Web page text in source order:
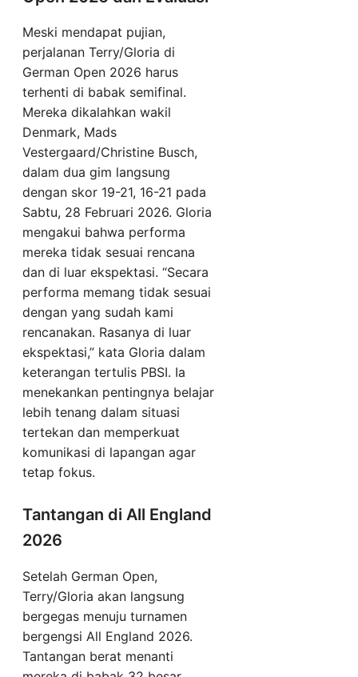
Meski mendapat pujian,
perjalanan Terry/Gloria di
German Open 2026 harus
terhenti di babak semifinal.
Mereka dikalahkan wakil
Denmark, Mads
Vestergaard/Christine Busch,
dalam dua gim langsung
dengan skor 19-21, 16-21 pada
Sabtu, 28 Februari 2026. Gloria
mengakui bahwa performa
mereka tidak sesuai rencana
dan di luar ekspektasi. “Secara
performa memang tidak sesuai
dengan yang sudah kami
rencanakan. Rasanya di luar
ekspektasi,” kata Gloria dalam
keterangan tertulis PBSI. Ia
menekankan pentingnya belajar
lebih tenang dalam situasi
tertekan dan memperkuat
komunikasi di lapangan agar
tetap fokus.
Tantangan di All England
2026
Setelah German Open,
Terry/Gloria akan langsung
bergegas menuju turnamen
bergengsi All England 2026.
Tantangan berat menanti